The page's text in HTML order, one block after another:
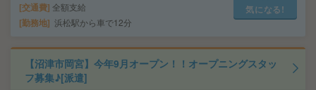
交通費 全額支給
勤務地 浜松駅から車で12分
気になる!
【沼津市岡宮】今年9月オープン！！オープニングスタッ
フ募集♪[派遣]